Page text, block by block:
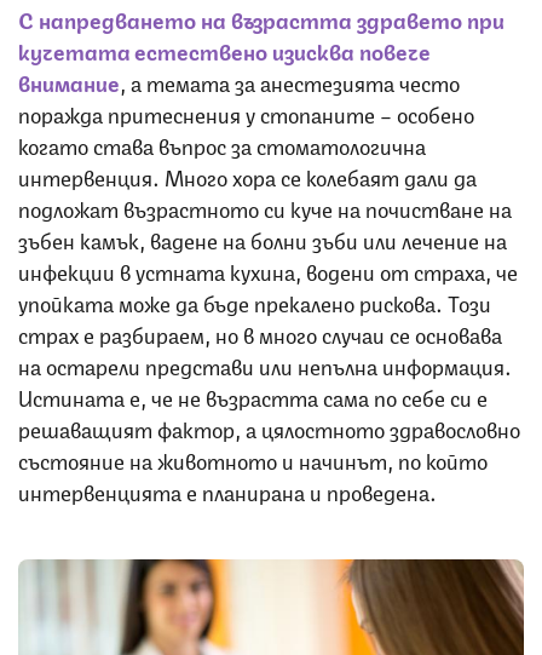
С напредването на възрастта здравето при
кучетата естествено изисква повече
внимание , а темата за анестезията често
поражда притеснения у стопаните – особено
когато става въпрос за стоматологична
интервенция. Много хора се колебаят дали да
подложат възрастното си куче на почистване на
зъбен камък, вадене на болни зъби или лечение на
инфекции в устната кухина, водени от страха, че
упойката може да бъде прекалено рискова. Този
страх е разбираем, но в много случаи се основава
на остарели представи или непълна информация.
Истината е, че не възрастта сама по себе си е
решаващият фактор, а цялостното здравословно
състояние на животното и начинът, по който
интервенцията е планирана и проведена.